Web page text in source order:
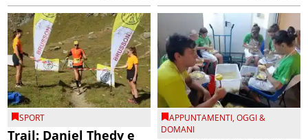
SPORT
Trail: Daniel Thedy e
APPUNTAMENTI,OGGI &
DOMANI